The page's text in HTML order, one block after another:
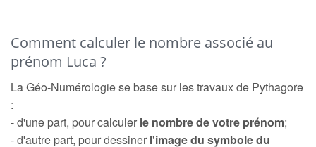
Comment calculer le nombre associé au
prénom Luca ?
La Géo-Numérologie se base sur les travaux de Pythagore
:
- d'une part, pour calculer le nombre de votre prénom;
- d'autre part, pour dessiner l'image du symbole du